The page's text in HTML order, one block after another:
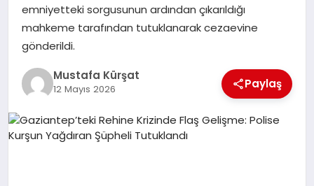
SPOR
DIĞER
emniyetteki sorgusunun ardından çıkarıldığı
mahkeme tarafından tutuklanarak cezaevine
gönderildi.
Mustafa Kürşat
12 Mayıs 2026 Paylaş